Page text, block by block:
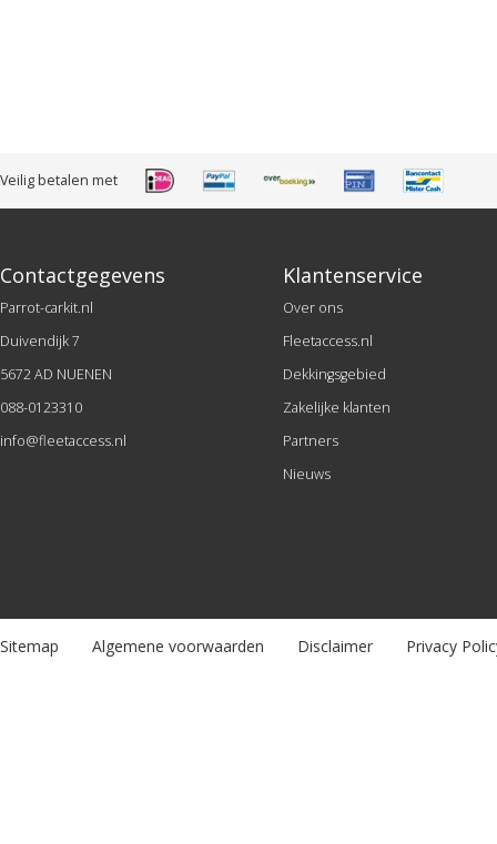
Veilig betalen met
Contactgegevens
Parrot-carkit.nl
Duivendijk 7
5672 AD NUENEN
088-0123310
info@fleetaccess.nl
Klantenservice
Over ons
Fleetaccess.nl
Dekkingsgebied
Zakelijke klanten
Partners
Nieuws
Sitemap Algemene voorwaarden Disclaimer Privacy